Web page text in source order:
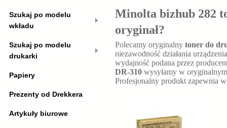
Minolta bizhub 282
oryginał?
Polecamy oryginalny toner do
niezawodność działania
wydajność podana przez
DR-310 wysyłamy w
Profesjonalny produkt zapewnia
Szukaj po modelu
wkładu
Szukaj po modelu
drukarki
Papiery
Prezenty od Drekkera
Artykuły biurowe